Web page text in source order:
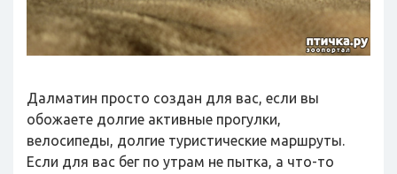
Далматин просто создан для вас, если вы
обожаете долгие активные прогулки,
велосипеды, долгие туристические маршруты.
Если для вас бег по утрам не пытка, а что-то